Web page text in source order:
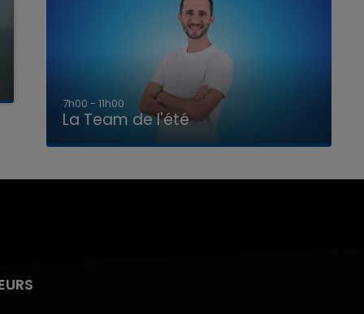
7h00 - 11h00
La Team de l'été